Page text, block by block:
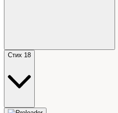
Стих 18